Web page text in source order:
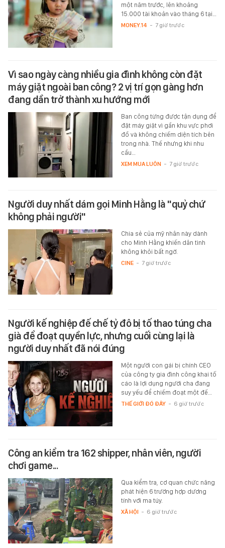
một năm trước, lên khoảng
15.000 tài khoản vào tháng 6 tại…
MONEY.14 - 7 giờ trước
Vì sao ngày càng nhiều gia đình không còn đặt
máy giặt ngoài ban công? 2 vị trí gọn gàng hơn
đang dần trở thành xu hướng mới
Ban công từng được tận dụng để
đặt máy giặt vì gần khu vực phơi
đồ và không chiếm diện tích bên
trong nhà. Thế nhưng khi nhu
cầu…
XEM MUA LUÔN - 7 giờ trước
Người duy nhất dám gọi Minh Hằng là "quỷ chứ
không phải người"
Chia sẻ của mỹ nhân này dành
cho Minh Hằng khiến dân tình
không khỏi bất ngờ.
CINE - 7 giờ trước
Người kế nghiệp đế chế tỷ đô bị tố thao túng cha
già để đoạt quyền lực, nhưng cuối cùng lại là
người duy nhất đã nói đúng
Một người con gái bị chính CEO
của công ty gia đình công khai tố
cáo là lợi dụng người cha đang
suy yếu để chiếm đoạt một đế…
THẾ GIỚI ĐÓ ĐÂY - 6 giờ trước
Công an kiểm tra 162 shipper, nhân viên, người
chơi game...
Qua kiểm tra, cơ quan chức năng
phát hiện 6 trường hợp dương
tính với ma túy.
XÃ HỘI - 6 giờ trước